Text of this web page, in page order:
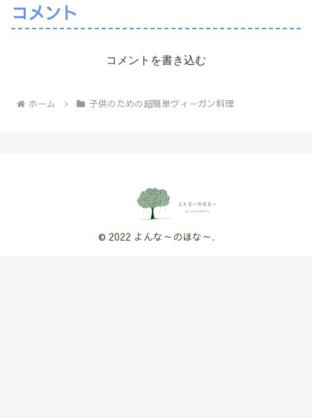
コメント
コメントを書き込む
ホーム 子供のための超簡単ヴィーガン料理
© 2022 よんな～のほな～.